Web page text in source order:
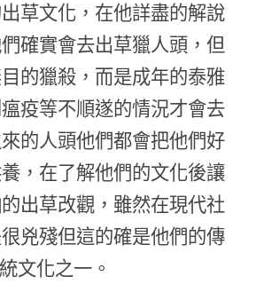
草文化，在他詳盡的解說
確實會去出草獵人頭，但
的獵殺，而是成年的泰雅
疫等不順遂的情況才會去
的人頭他們都會把他們好
，在了解他們的文化後讓
出草改觀，雖然在現代社
兇殘但這的確是他們的傳
統文化之一。